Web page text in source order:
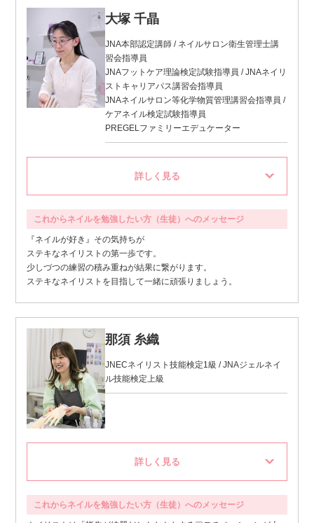
大塚 千晶
JNA本部認定講師 / ネイルサロン衛生管理士講
習会指導員
JNAフットケア理論検定試験指導員 / JNAネイリ
ストキャリアパス講習会指導員
JNAネイルサロン等化学物質管理講習会指導員 /
ケアネイル検定試験指導員
PREGELファミリーエデュケーター
これからネイルを勉強したい方（生徒）へのメッセージ
『ネイルが好き』その気持ちが
ステキなネイリストの第一歩です。
少しづつの練習の積み重ねが結果に繋がります。
ステキなネイリストを目指して一緒に頑張りましょう。
那須 糸織
JNECネイリスト技能検定1級 / JNAジェルネイ
ル技能検定上級
これからネイルを勉強したい方（生徒）へのメッセージ